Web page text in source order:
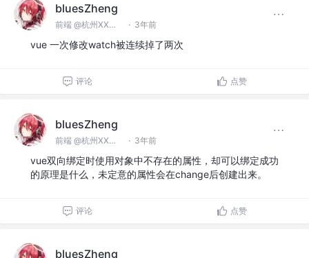
bluesZheng
前端 @杭州XX科技有限公司 · 3年前
vue 一次修改watch被连续掉了两次
评论 点赞
bluesZheng
前端 @杭州XX科技有限公司 · 3年前
vue双向绑定时使用对象中不存在的属性，却可以绑定成功
的原理是什么，未定意的属性会在change后创建出来。
评论 点赞
bluesZheng